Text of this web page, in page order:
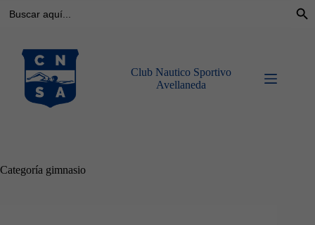
contenido
Club Nautico Sportivo
Avellaneda
Categoría gimnasio